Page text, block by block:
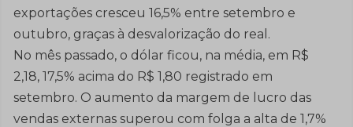
exportações cresceu 16,5% entre setembro e
outubro, graças à desvalorização do real.
No mês passado, o dólar ficou, na média, em R$
2,18, 17,5% acima do R$ 1,80 registrado em
setembro. O aumento da margem de lucro das
vendas externas superou com folga a alta de 1,7%